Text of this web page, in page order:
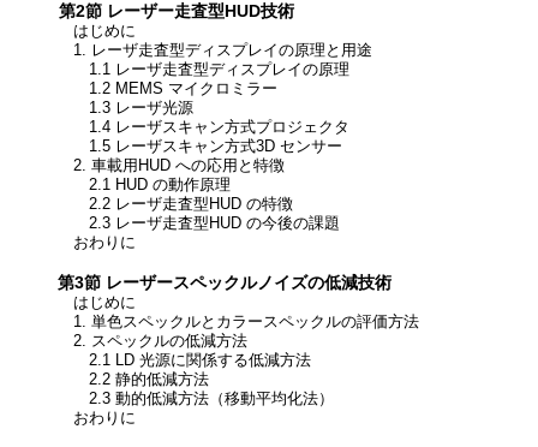
第2節 レーザー走査型HUD技術
はじめに
1. レーザ走査型ディスプレイの原理と用途
1.1 レーザ走査型ディスプレイの原理
1.2 MEMS マイクロミラー
1.3 レーザ光源
1.4 レーザスキャン方式プロジェクタ
1.5 レーザスキャン方式3D センサー
2. 車載用HUD への応用と特徴
2.1 HUD の動作原理
2.2 レーザ走査型HUD の特徴
2.3 レーザ走査型HUD の今後の課題
おわりに
第3節 レーザースペックルノイズの低減技術
はじめに
1. 単色スペックルとカラースペックルの評価方法
2. スペックルの低減方法
2.1 LD 光源に関係する低減方法
2.2 静的低減方法
2.3 動的低減方法（移動平均化法）
おわりに